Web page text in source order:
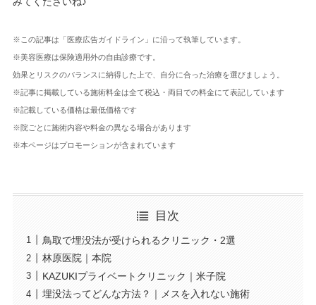
※この記事は「医療広告ガイドライン」に沿って執筆しています。
※美容医療は保険適用外の自由診療です。
効果とリスクのバランスに納得した上で、自分に合った治療を選びましょう。
※記事に掲載している施術料金は全て税込・両目での料金にて表記しています
※記載している価格は最低価格です
※院ごとに施術内容や料金の異なる場合があります
※本ページはプロモーションが含まれています
目次
鳥取で埋没法が受けられるクリニック・2選
林原医院｜本院
KAZUKIプライベートクリニック｜米子院
埋没法ってどんな方法？｜メスを入れない施術